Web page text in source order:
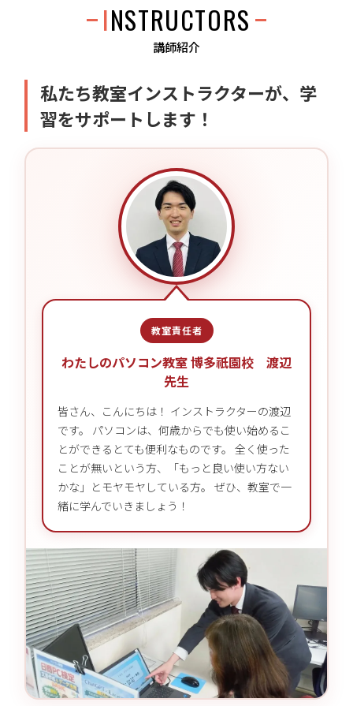
INSTRUCTORS
講師紹介
私たち教室インストラクターが、学
習をサポートします！
教室責任者
わたしのパソコン教室 博多祇園校 渡辺
先生
皆さん、こんにちは！ インストラクターの渡辺
です。 パソコンは、何歳からでも使い始めるこ
とができるとても便利なものです。 全く使った
ことが無いという方、「もっと良い使い方ない
かな」とモヤモヤしている方。 ぜひ、教室で一
緒に学んでいきましょう！